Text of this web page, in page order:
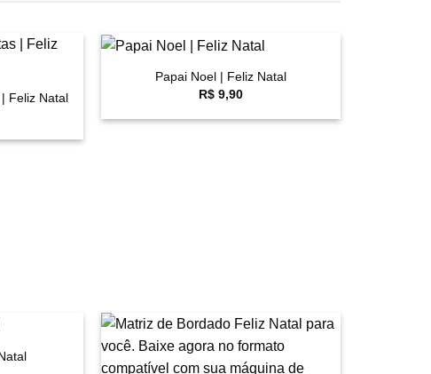
Feliz Natal
Favoritar
+
Papai Noel | Feliz Natal
R$ 9,90
Favoritar